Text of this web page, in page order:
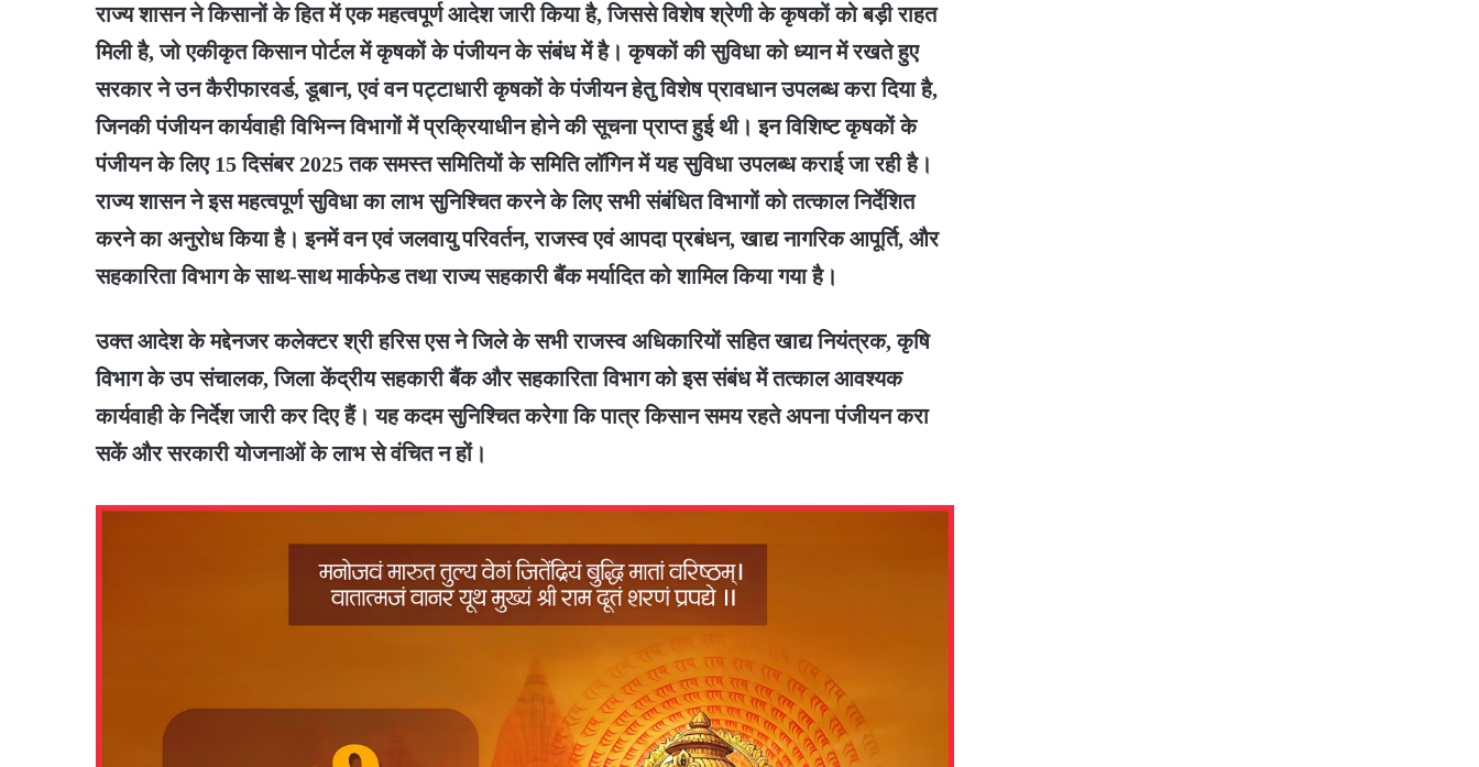
राज्य शासन ने किसानों के हित में एक महत्वपूर्ण आदेश जारी किया है, जिससे विशेष श्रेणी के कृषकों को बड़ी राहत
मिली है, जो एकीकृत किसान पोर्टल में कृषकों के पंजीयन के संबंध में है। कृषकों की सुविधा को ध्यान में रखते हुए
सरकार ने उन कैरीफारवर्ड, डूबान, एवं वन पट्टाधारी कृषकों के पंजीयन हेतु विशेष प्रावधान उपलब्ध करा दिया है,
जिनकी पंजीयन कार्यवाही विभिन्न विभागों में प्रक्रियाधीन होने की सूचना प्राप्त हुई थी। इन विशिष्ट कृषकों के
पंजीयन के लिए 15 दिसंबर 2025 तक समस्त समितियों के समिति लॉगिन में यह सुविधा उपलब्ध कराई जा रही है।
राज्य शासन ने इस महत्वपूर्ण सुविधा का लाभ सुनिश्चित करने के लिए सभी संबंधित विभागों को तत्काल निर्देशित
करने का अनुरोध किया है। इनमें वन एवं जलवायु परिवर्तन, राजस्व एवं आपदा प्रबंधन, खाद्य नागरिक आपूर्ति, और
सहकारिता विभाग के साथ-साथ मार्कफेड तथा राज्य सहकारी बैंक मर्यादित को शामिल किया गया है।
उक्त आदेश के मद्देनजर कलेक्टर श्री हरिस एस ने जिले के सभी राजस्व अधिकारियों सहित खाद्य नियंत्रक, कृषि
विभाग के उप संचालक, जिला केंद्रीय सहकारी बैंक और सहकारिता विभाग को इस संबंध में तत्काल आवश्यक
कार्यवाही के निर्देश जारी कर दिए हैं। यह कदम सुनिश्चित करेगा कि पात्र किसान समय रहते अपना पंजीयन करा
सकें और सरकारी योजनाओं के लाभ से वंचित न हों।